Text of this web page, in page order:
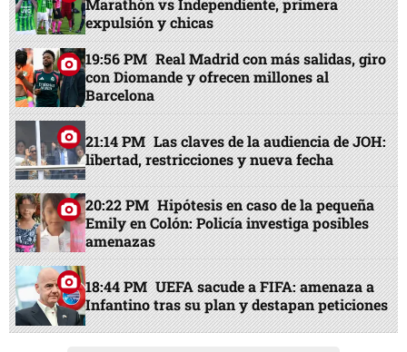
Marathón vs Independiente, primera
expulsión y chicas
19:56 PM Real Madrid con más salidas, giro
con Diomande y ofrecen millones al
Barcelona
21:14 PM Las claves de la audiencia de JOH:
libertad, restricciones y nueva fecha
20:22 PM Hipótesis en caso de la pequeña
Emily en Colón: Policía investiga posibles
amenazas
18:44 PM UEFA sacude a FIFA: amenaza a
Infantino tras su plan y destapan peticiones